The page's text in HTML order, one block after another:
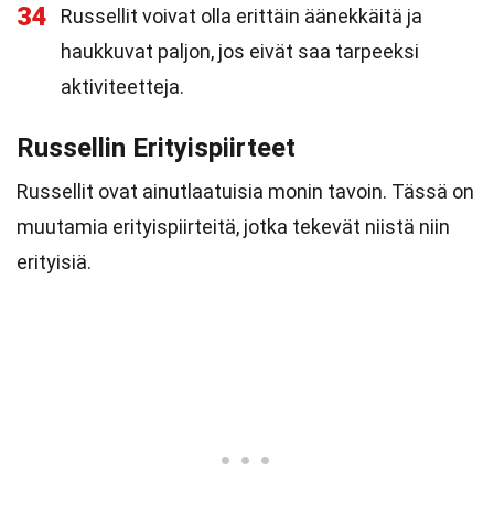
34
Russellit voivat olla erittäin äänekkäitä ja
haukkuvat paljon, jos eivät saa tarpeeksi
aktiviteetteja.
Russellin Erityispiirteet
Russellit ovat ainutlaatuisia monin tavoin. Tässä on
muutamia erityispiirteitä, jotka tekevät niistä niin
erityisiä.